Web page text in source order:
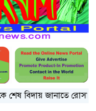
বিদায় জানাতে রোসারিওতে